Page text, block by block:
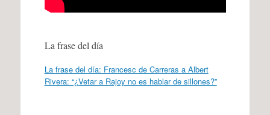
La frase del día
La frase del día: Francesc de Carreras a Albert
Rivera: “¿Vetar a Rajoy no es hablar de sillones?”